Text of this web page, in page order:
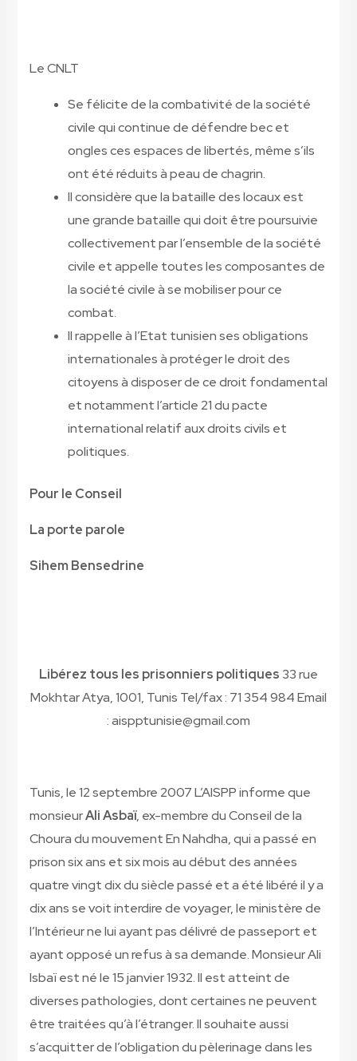
Le CNLT
Se félicite de la combativité de la société
civile qui continue de défendre bec et
ongles ces espaces de libertés, même s’ils
ont été réduits à peau de chagrin.
Il considère que la bataille des locaux est
une grande bataille qui doit être poursuivie
collectivement par l’ensemble de la société
civile et appelle toutes les composantes de
la société civile à se mobiliser pour ce
combat.
Il rappelle à l’Etat tunisien ses obligations
internationales à protéger le droit des
citoyens à disposer de ce droit fondamental
et notamment l’article 21 du pacte
international relatif aux droits civils et
politiques.
Pour le Conseil
La porte parole
Sihem Bensedrine
Libérez tous les prisonniers politiques 33 rue
Mokhtar Atya, 1001, Tunis Tel/fax : 71 354 984 Email
: aispptunisie@gmail.com
Tunis, le 12 septembre 2007 L’AISPP informe que
monsieurAli Asbaï, ex-membre du Conseil de la
Choura du mouvement En Nahdha, qui a passé en
prison six ans et six mois au début des années
quatre vingt dix du siècle passé et a été libéré il y a
dix ans se voit interdire de voyager, le ministère de
l’Intérieur ne lui ayant pas délivré de passeport et
ayant opposé un refus à sa demande. Monsieur Ali
Isbaï est né le 15 janvier 1932. Il est atteint de
diverses pathologies, dont certaines ne peuvent
être traitées qu’à l’étranger. Il souhaite aussi
s’acquitter de l’obligation du pèlerinage dans les